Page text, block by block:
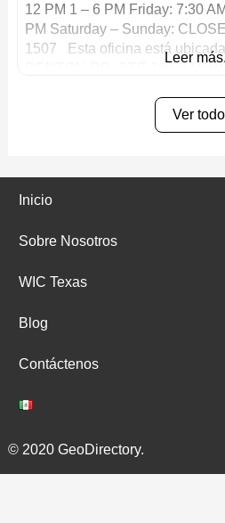
12 PM 1 – 6 PM Friday: 7:30
PM Saturday – Sunday:
1507 Esta oficina está
Leer
Ver todo
Inicio
Sobre Nosotros
WIC Texas
Blog
Contáctenos
© 2020 GeoDirectory.